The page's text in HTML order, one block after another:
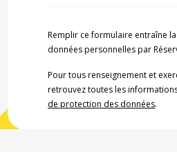
Remplir ce formulaire entraîne
données personnelles par
Pour tous renseignement et
retrouvez toutes les
de protection des données.